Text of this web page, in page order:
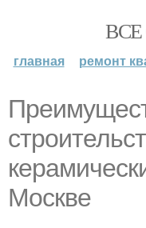
главная ремонт
Москве